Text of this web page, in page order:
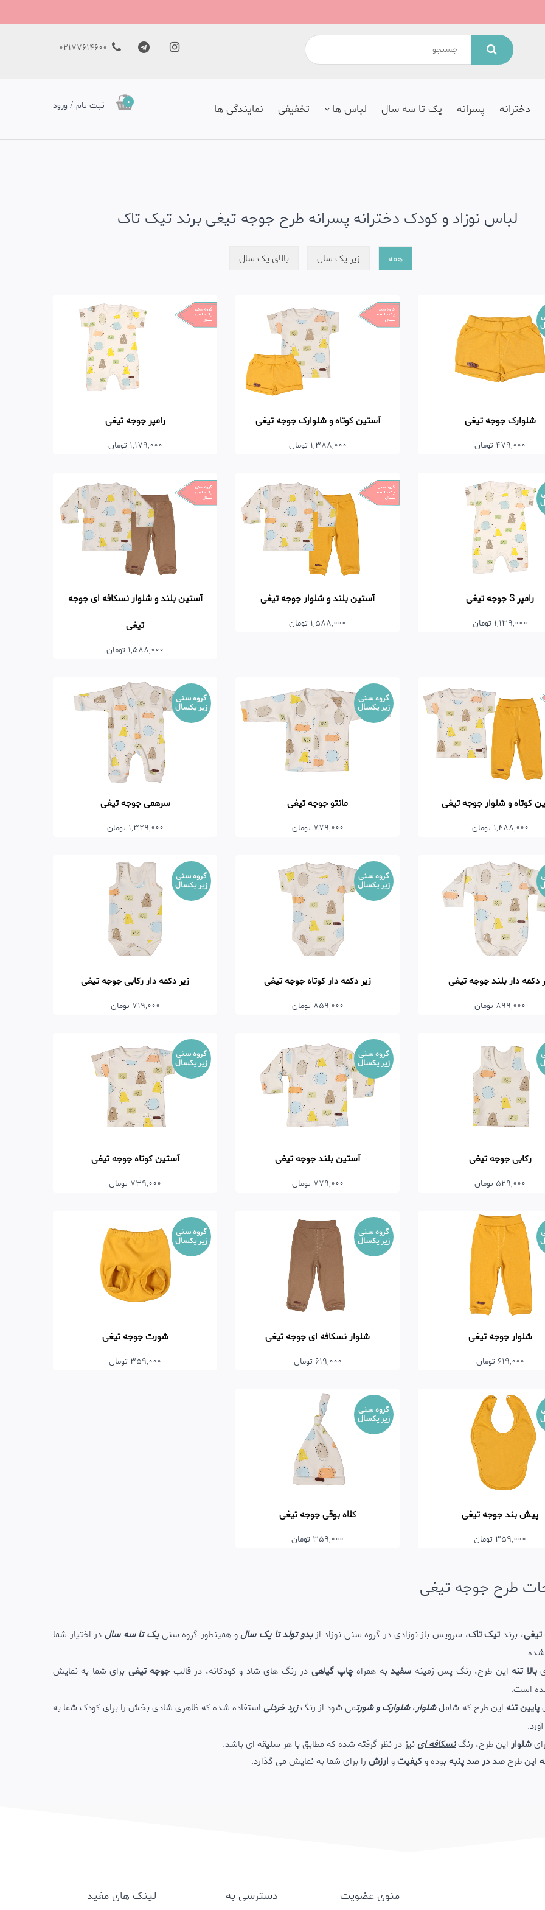
دخترانه پسرانه یک تا سه سال لباس ها تخفیفی نمایندگی ها 0 ثبت نام / ورود
لباس نوزاد و کودک دخترانه پسرانه طرح جوجه تیغی برند تیک تاک
همه زیر یک سال بالای یک سال
شلوارک جوجه تیغی
479,000 تومان
آستین کوتاه و شلوارک جوجه تیغی
1,388,000 تومان
رامپر جوجه تیغی
1,179,000 تومان
رامپر S جوجه تیغی
1,139,000 تومان
آستین بلند و شلوار جوجه تیغی
1,588,000 تومان
آستین بلند و شلوار نسکافه ای جوجه
تیغی
1,588,000 تومان
کوتاه و شلوار جوجه تیغی
1,488,000 تومان
گروه سنی
زیر یکسال
مانتو جوجه تیغی
779,000 تومان
گروه سنی
زیر یکسال
سرهمی جوجه تیغی
1,329,000 تومان
دکمه دار بلند جوجه تیغی
899,000 تومان
گروه سنی
زیر یکسال
زیر دکمه دار کوتاه جوجه تیغی
859,000 تومان
گروه سنی
زیر یکسال
زیر دکمه دار رکابی جوجه تیغی
719,000 تومان
رکابی جوجه تیغی
529,000 تومان
گروه سنی
زیر یکسال
آستین بلند جوجه تیغی
779,000 تومان
گروه سنی
زیر یکسال
آستین کوتاه جوجه تیغی
739,000 تومان
شلوار جوجه تیغی
619,000 تومان
گروه سنی
زیر یکسال
شلوار نسکافه ای جوجه تیغی
619,000 تومان
گروه سنی
زیر یکسال
شورت جوجه تیغی
359,000 تومان
پیش بند جوجه تیغی
359,000 تومان
گروه سنی
زیر یکسال
کلاه بوقی جوجه تیغی
359,000 تومان
طرح جوجه تیغی
، برند تیک تاک، سرویس باز نوزادی در گروه سنی نوزاد ازبدو تولد تا یک سالو همینطور گروه سنییک تا سه سال در اختیار شما
شده.
بالا تنه این طرح، رنگ پس زمینه سفیدبه همراهچاپ گیاهی در رنگ های شاد و کودکانه، در قالب جوجه تیغی برای شما به نمایش
است.
پایین تنه این طرح که شاملشلوار،شلوارک و شورتمی شود از رنگزرد خردلی استفاده شده که ظاهری شادی بخش را برای کودک شما به
شلوار این طرح، رنگنسکافه اینیز در نظر گرفته شده که مطابق با هر سلیقه ای باشد.
این طرحصد در صد پنبهبوده وکیفیتو ارزش را برای شما به نمایش می گذارد.
منوی عضویت دسترسی به لینک های مفید